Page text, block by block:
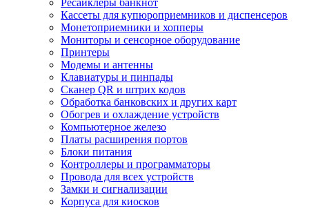
Ресайклеры банкнот
Кассеты для купюроприемников и диспенсеров
Монетоприемники и хопперы
Мониторы и сенсорное оборудование
Принтеры
Модемы и антенны
Клавиатуры и пинпады
Сканер QR и штрих кодов
Обработка банковских и других карт
Обогрев и охлаждение устройств
Компьютерное железо
Платы расширения портов
Блоки питания
Контроллеры и программаторы
Провода для всех устройств
Замки и сигнализации
Корпуса для киосков